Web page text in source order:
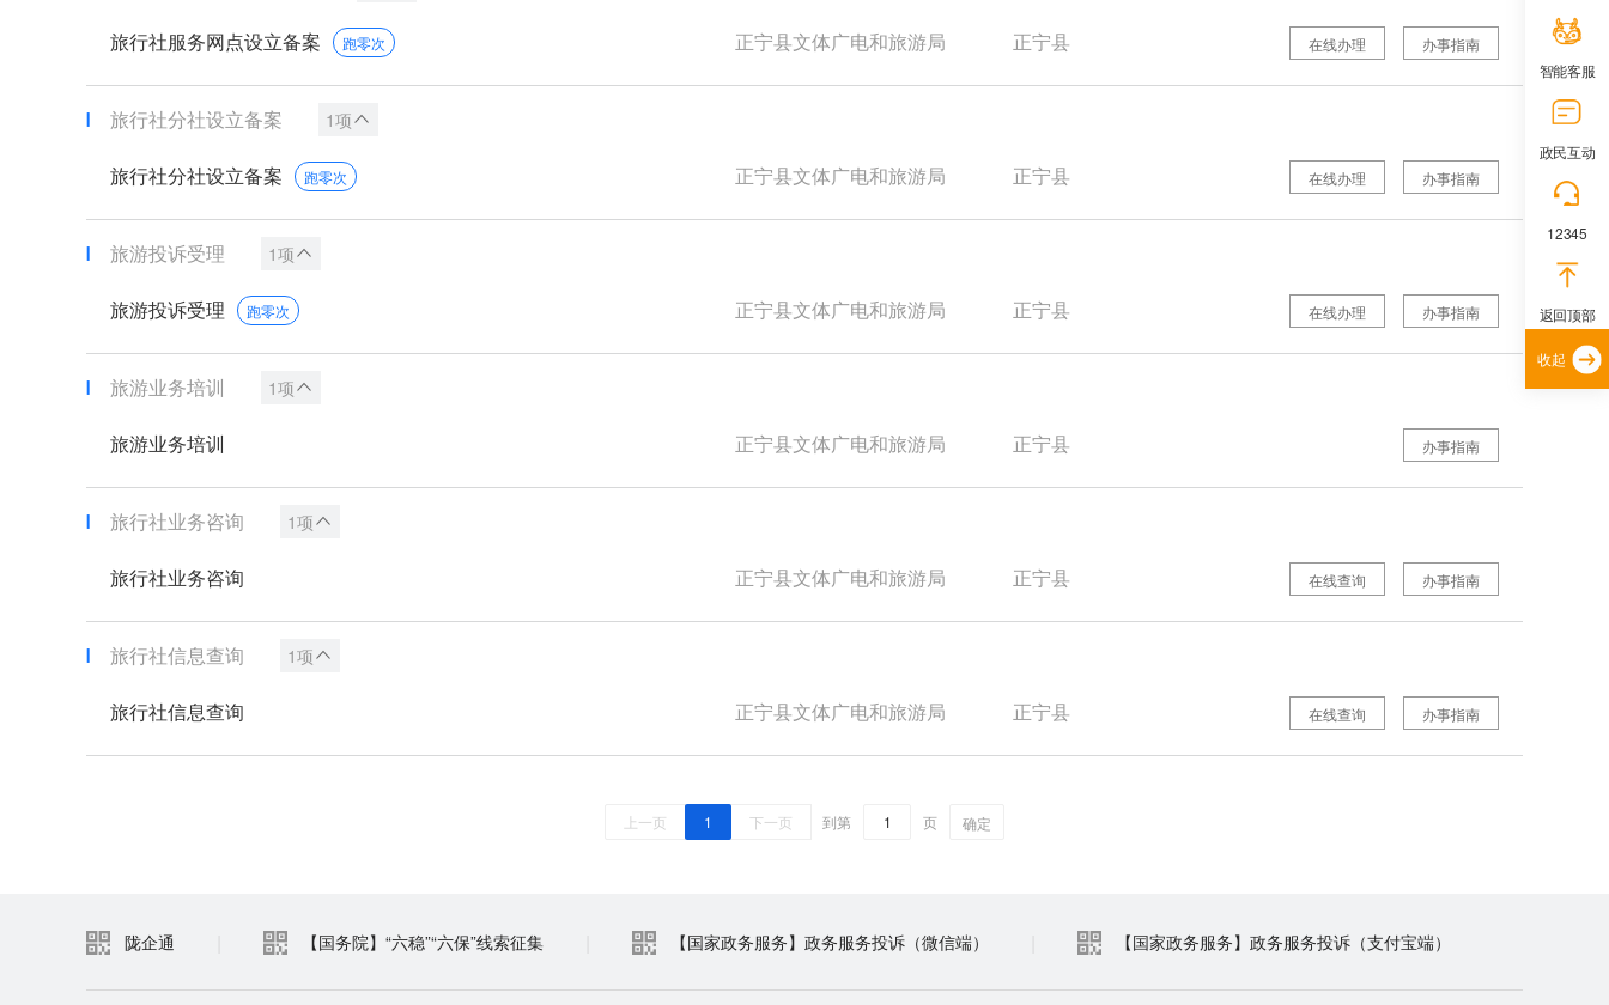
旅行社服务网点设立备案 跑零次 正宁县文体广电和旅游局 正宁县 办事指南
在线办理
旅行社分社设立备案 1项
旅行社分社设立备案 跑零次 正宁县文体广电和旅游局 正宁县 办事指南
在线办理
旅游投诉受理 1项
旅游投诉受理 跑零次 正宁县文体广电和旅游局 正宁县 办事指南
在线办理
旅游业务培训 1项
旅游业务培训 正宁县文体广电和旅游局 正宁县 办事指南
旅行社业务咨询 1项
旅行社业务咨询 正宁县文体广电和旅游局 正宁县 办事指南
在线查询
旅行社信息查询 1项
旅行社信息查询 正宁县文体广电和旅游局 正宁县 办事指南
在线查询
上一页 1 下一页 到第 页 确定
陇企通 【国务院】“六稳”“六保”线索征集 【国家政务服务】政务服务投诉（微信端） 【国家政务服务】政务服务投诉（支付宝端）
智能客服
政民互动
12345
返回顶部
收起